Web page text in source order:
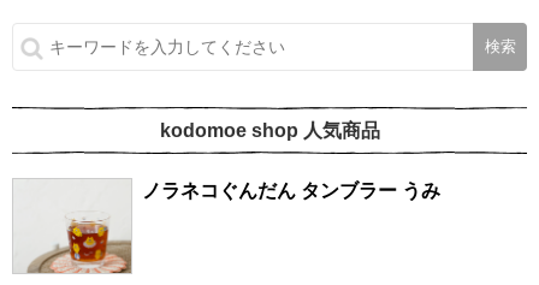
kodomoe shop 人気商品
ノラネコぐんだん タンブラー うみ